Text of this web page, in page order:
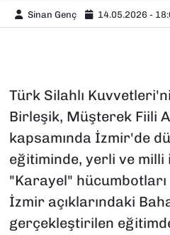
Sinan Genç 14.05.2026 -
Türk Silahlı
Birleşik, Müşterek Fiili
kapsamında İzmir'de
eğitiminde, yerli ve
"Karayel" hücumbotları
İzmir açıklarındaki
gerçekleştirilen